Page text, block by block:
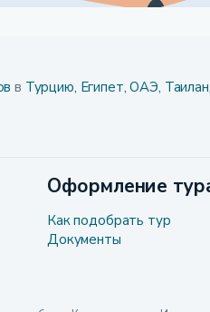
в Турцию, Египет, ОАЭ,
Оформление
Как подобрать тур
Документы